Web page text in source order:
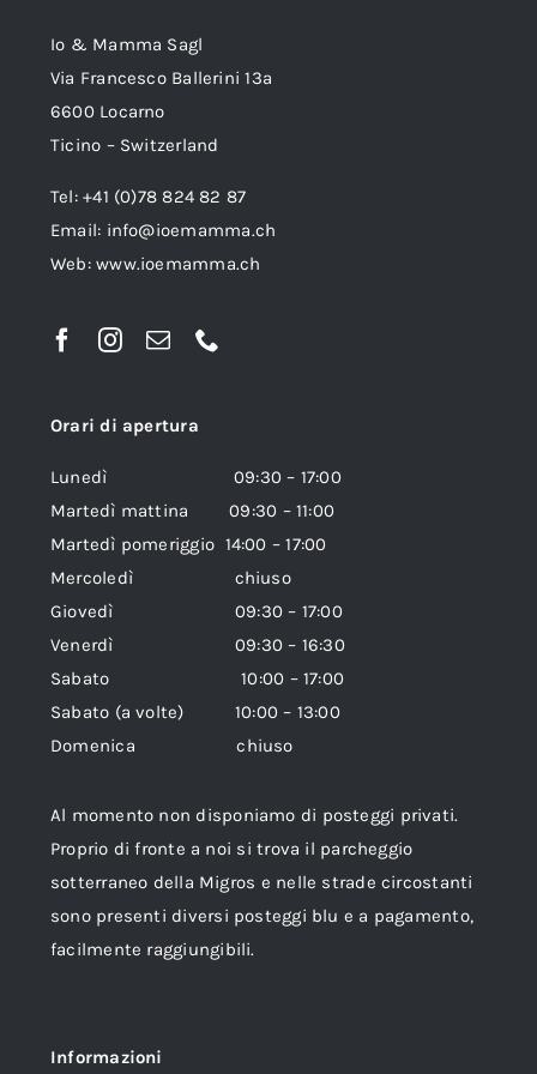
Io & Mamma Sagl
Via Francesco Ballerini 13a
6600 Locarno
Ticino – Switzerland
Tel: +41 (0)78 824 82 87
Email: info@ioemamma.ch
Web:www.ioemamma.ch
Orari di apertura
Lunedì 09:30 – 17:00
Martedì mattina 09:30 – 11:00
Martedì pomeriggio 14:00 – 17:00
Mercoledì chiuso
Giovedì 09:30 – 17:00
Venerdì 09:30 – 16:30
Sabato 10:00 – 17:00
Sabato (a volte) 10:00 – 13:00
Domenica chiuso
Al momento non disponiamo di posteggi privati.
Proprio di fronte a noi si trova il parcheggio
sotterraneo della Migros e nelle strade circostanti
sono presenti diversi posteggi blu e a pagamento,
facilmente raggiungibili.
Informazioni